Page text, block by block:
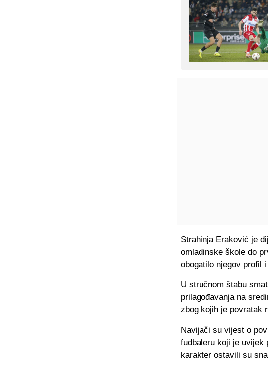
Strahinja Eraković je
omladinske škole do
obogatilo njegov profil
U stručnom štabu
prilagođavanja na
zbog kojih je povratak
Navijači su vijest o
fudbaleru koji je uvijek
karakter ostavili su